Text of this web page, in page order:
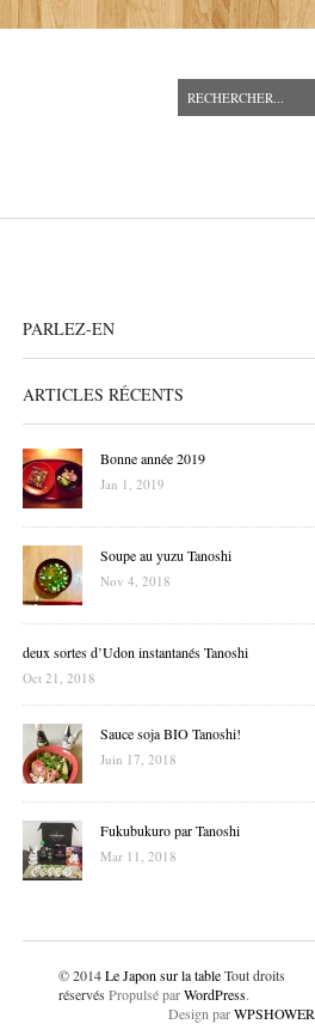
PARLEZ-EN
ARTICLES RÉCENTS
Bonne année 2019
Jan 1, 2019
Soupe au yuzu Tanoshi
Nov 4, 2018
deux sortes d’Udon instantanés Tanoshi
Oct 21, 2018
Sauce soja BIO Tanoshi!
Juin 17, 2018
Fukubukuro par Tanoshi
Mar 11, 2018
© 2014Le Japon sur la tableTout droits
réservés Propulsé parWordPress.
Design parWPSHOWER